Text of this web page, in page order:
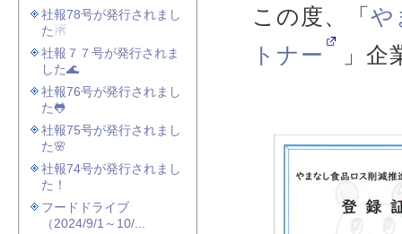
この度、「 や
トナー
」企
社報78号が発行されまし
た☃
社報７７号が発行されま
した🌊
社報76号が発行されまし
た🐸
社報75号が発行されまし
た🌸
社報74号が発行されまし
た！
フードドライブ
（2024/9/1～10/...